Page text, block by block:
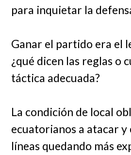
para inquietar la
Ganar el partido era el
¿qué dicen las reglas o
táctica adecuada?
La condición de local
ecuatorianos a atacar y
líneas quedando más